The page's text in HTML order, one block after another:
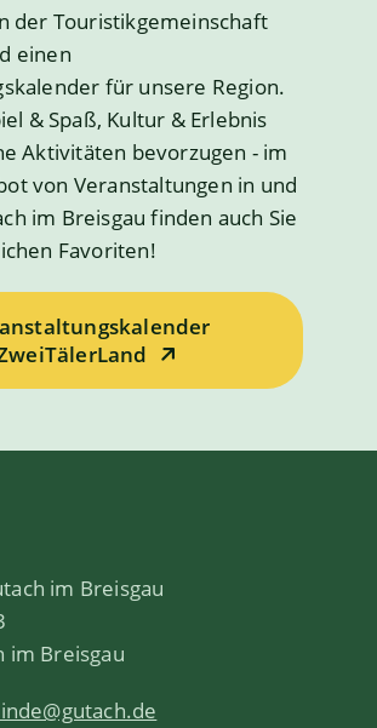
der Touristikgemeinschaft
einen
für unsere Region.
& Spaß, Kultur & Erlebnis
Aktivitäten bevorzugen - im
von Veranstaltungen in und
im Breisgau finden auch Sie
Favoriten!
im Breisgau
im Breisgau